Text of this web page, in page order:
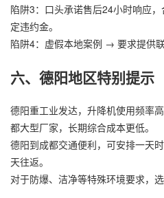
陷阱3：口头承诺售后24小时响应
定违约金。
陷阱4：虚假本地案例 → 要求提供
六、德阳地区特别提示
德阳重工业发达，升降机使用频率
都大型厂家，长期综合成本更低。
德阳到成都交通便利，可安排一天
天往返。
对于防爆、洁净等特殊环境要求，